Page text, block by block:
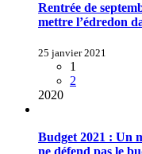
Rentrée de
mettre l’édredon
25 janvier 2021
1
2
2020
Budget 2021 : Un
ne défend pas le